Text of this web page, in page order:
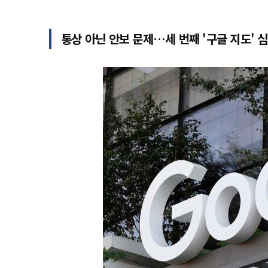
통상 아닌 안보 문제…세 번째 '구글 지도'